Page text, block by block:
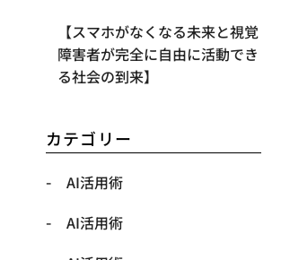
【スマホがなくなる未来と視覚
障害者が完全に自由に活動でき
る社会の到来】
カテゴリー
AI活用術
AI活用術